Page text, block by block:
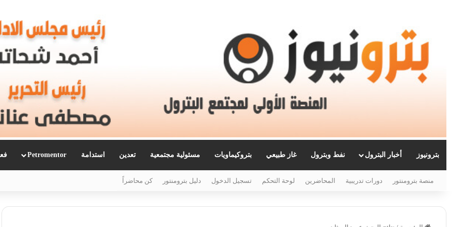
بترونيوز أخبار البترول نفط وبترول غاز طبيعي بتروكيماويات مسئولية مجتمعية تعدين استدامة Petromentor
منصة بترومنتور دورات تدريبية المحاضرين لوحة التحكم تسجيل الدخول دليل بترومنتور كن محاضراً